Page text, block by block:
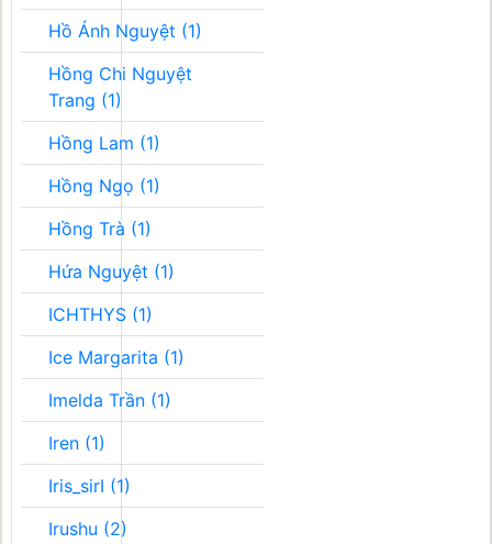
Hồ Ánh Nguyệt (1)
Hồng Chi Nguyệt
Trang (1)
Hồng Lam (1)
Hồng Ngọ (1)
Hồng Trà (1)
Hứa Nguyệt (1)
ICHTHYS (1)
Ice Margarita (1)
Imelda Trần (1)
Iren (1)
Iris_sirI (1)
Irushu (2)